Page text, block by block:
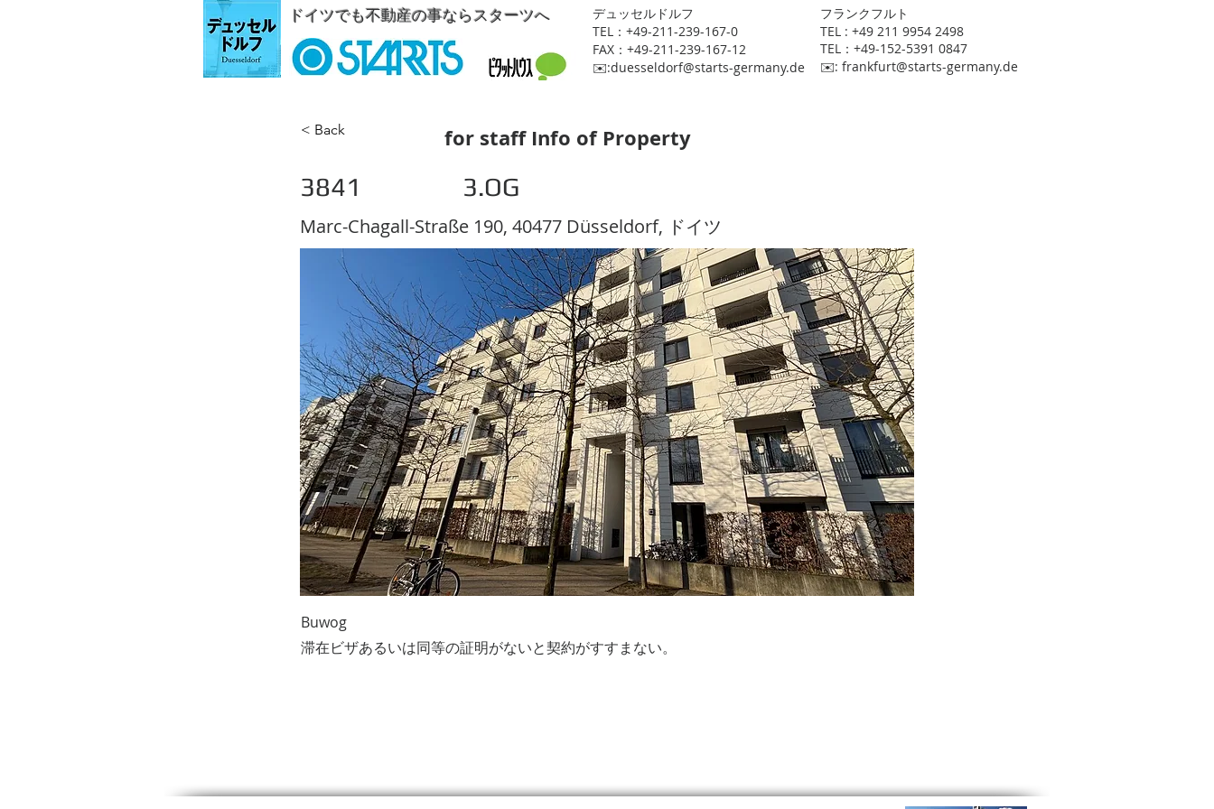
ドイツでも不動産の事ならスターツへ
​デュッセルドルフ
TEL：+49-211-239-167-0
FAX：+49-211-239-167-12
​✉️:duesseldorf@starts-germany.de
​フランクフルト
TEL : +49 211 9954 2498
TEL：+49-152-5391 0847
​✉️: frankfurt@starts-germany.de
< Back
3841
for staff Info of Property
3.OG
Marc-Chagall-Straße 190, 40477 Düsseldorf, ドイツ
Buwog
滞在ビザあるいは同等の証明がないと契約がすすまない。